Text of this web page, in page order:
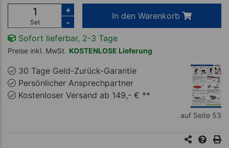
Set
+
-
In den Warenkorb
Sofort lieferbar, 2-3 Tage
Preise inkl. MwSt. KOSTENLOSE Lieferung
30 Tage Geld-Zurück-Garantie
Persönlicher Ansprechpartner
Kostenloser Versand ab 149,- € **
auf Seite 53